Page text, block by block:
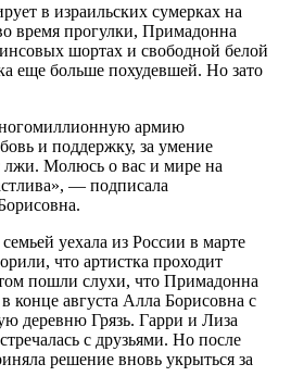
в израильских сумерках на
время прогулки, Примадонна
шортах и свободной белой
еще больше похудевшей. Но зато
армию
и поддержку, за умение
лжи. Молюсь о вас и мире на
— подписала
уехала из России в марте
что артистка проходит
пошли слухи, что Примадонна
конце августа Алла Борисовна с
деревню Грязь. Гарри и Лиза
с друзьями. Но после
решение вновь укрыться за